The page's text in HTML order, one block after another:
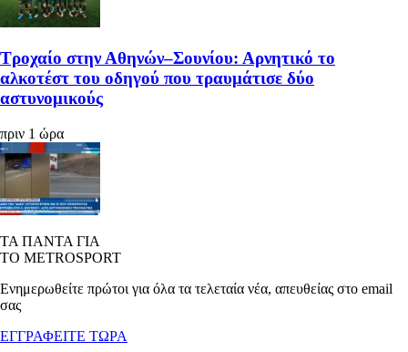
Τροχαίο στην Αθηνών–Σουνίου: Αρνητικό το
αλκοτέστ του οδηγού που τραυμάτισε δύο
αστυνομικούς
πριν 1 ώρα
ΤΑ ΠΑΝΤΑ ΓΙΑ
ΤΟ METROSPORT
Ενημερωθείτε πρώτοι για όλα τα τελεταία νέα, απευθείας στο email
σας
ΕΓΓΡΑΦΕΙΤΕ ΤΩΡΑ